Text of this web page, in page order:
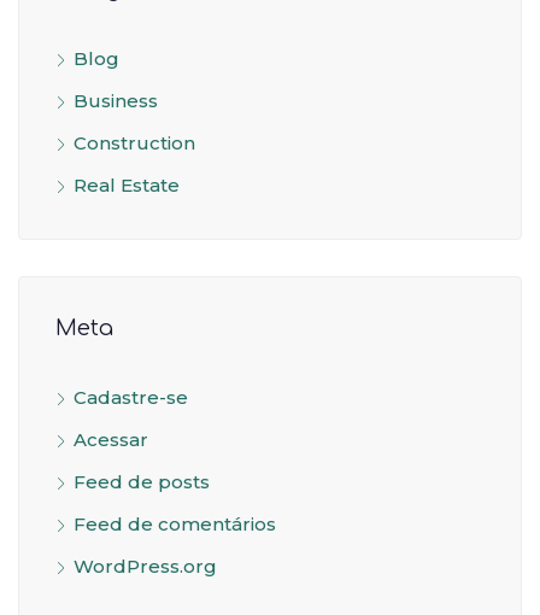
Blog
Business
Construction
Real Estate
Meta
Cadastre-se
Acessar
Feed de posts
Feed de comentários
WordPress.org